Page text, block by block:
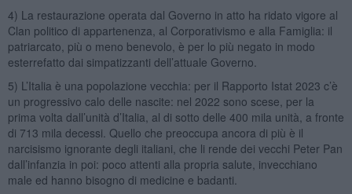
4) La restaurazione operata dal Governo in atto ha ridato vigore al
Clan politico di appartenenza, al Corporativismo e alla Famiglia: il
patriarcato, più o meno benevolo, è per lo più negato in modo
esterrefatto dai simpatizzanti dell’attuale Governo.
5) L’Italia è una popolazione vecchia: per il Rapporto Istat 2023 c’è
un progressivo calo delle nascite: nel 2022 sono scese, per la
prima volta dall’unità d’Italia, al di sotto delle 400 mila unità, a fronte
di 713 mila decessi. Quello che preoccupa ancora di più è il
narcisismo ignorante degli italiani, che li rende dei vecchi Peter Pan
dall’infanzia in poi: poco attenti alla propria salute, invecchiano
male ed hanno bisogno di medicine e badanti.